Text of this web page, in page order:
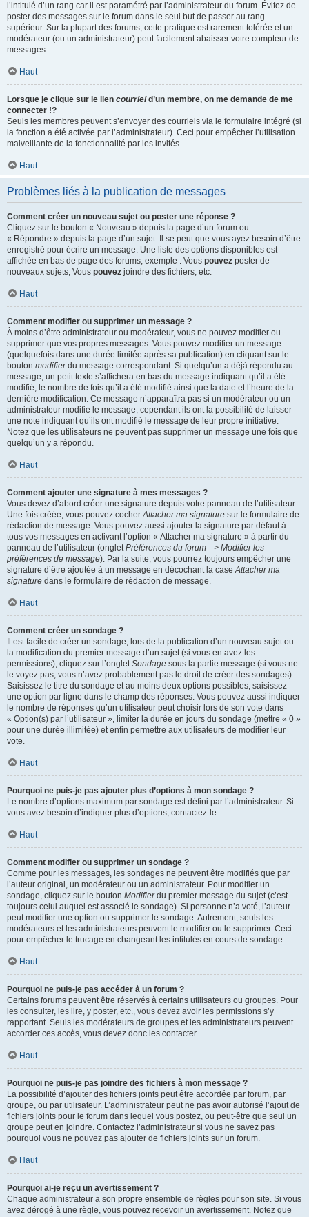
l’intitulé d’un rang car il est paramétré par l’administrateur du forum. Évitez de
poster des messages sur le forum dans le seul but de passer au rang
supérieur. Sur la plupart des forums, cette pratique est rarement tolérée et un
modérateur (ou un administrateur) peut facilement abaisser votre compteur de
messages.
Haut
Lorsque je clique sur le lien courrield’un membre, on me demande de me
connecter !?
Seuls les membres peuvent s’envoyer des courriels via le formulaire intégré (si
la fonction a été activée par l’administrateur). Ceci pour empêcher l’utilisation
malveillante de la fonctionnalité par les invités.
Haut
Problèmes liés à la publication de messages
Comment créer un nouveau sujet ou poster une réponse ?
Cliquez sur le bouton « Nouveau » depuis la page d’un forum ou
« Répondre » depuis la page d’un sujet. Il se peut que vous ayez besoin d’être
enregistré pour écrire un message. Une liste des options disponibles est
affichée en bas de page des forums, exemple : Vous pouvez poster de
nouveaux sujets, Vous pouvez joindre des fichiers, etc.
Haut
Comment modifier ou supprimer un message ?
À moins d’être administrateur ou modérateur, vous ne pouvez modifier ou
supprimer que vos propres messages. Vous pouvez modifier un message
(quelquefois dans une durée limitée après sa publication) en cliquant sur le
bouton modifierdu message correspondant. Si quelqu’un a déjà répondu au
message, un petit texte s’affichera en bas du message indiquant qu’il a été
modifié, le nombre de fois qu’il a été modifié ainsi que la date et l’heure de la
dernière modification. Ce message n’apparaîtra pas si un modérateur ou un
administrateur modifie le message, cependant ils ont la possibilité de laisser
une note indiquant qu’ils ont modifié le message de leur propre initiative.
Notez que les utilisateurs ne peuvent pas supprimer un message une fois que
quelqu’un y a répondu.
Haut
Comment ajouter une signature à mes messages ?
Vous devez d’abord créer une signature depuis votre panneau de l’utilisateur.
Une fois créée, vous pouvez cocherAttacher ma signature sur le formulaire de
rédaction de message. Vous pouvez aussi ajouter la signature par défaut à
tous vos messages en activant l’option « Attacher ma signature » à partir du
panneau de l’utilisateur (ongletPréférences du forum --> Modifier les
préférences de message). Par la suite, vous pourrez toujours empêcher une
signature d’être ajoutée à un message en décochant la caseAttacher ma
signature dans le formulaire de rédaction de message.
Haut
Comment créer un sondage ?
Il est facile de créer un sondage, lors de la publication d’un nouveau sujet ou
la modification du premier message d’un sujet (si vous en avez les
permissions), cliquez sur l’ongletSondage sous la partie message (si vous ne
le voyez pas, vous n’avez probablement pas le droit de créer des sondages).
Saisissez le titre du sondage et au moins deux options possibles, saisissez
une option par ligne dans le champ des réponses. Vous pouvez aussi indiquer
le nombre de réponses qu’un utilisateur peut choisir lors de son vote dans
« Option(s) par l’utilisateur », limiter la durée en jours du sondage (mettre « 0 »
pour une durée illimitée) et enfin permettre aux utilisateurs de modifier leur
vote.
Haut
Pourquoi ne puis-je pas ajouter plus d’options à mon sondage ?
Le nombre d’options maximum par sondage est défini par l’administrateur. Si
vous avez besoin d’indiquer plus d’options, contactez-le.
Haut
Comment modifier ou supprimer un sondage ?
Comme pour les messages, les sondages ne peuvent être modifiés que par
l’auteur original, un modérateur ou un administrateur. Pour modifier un
sondage, cliquez sur le bouton Modifierdu premier message du sujet (c’est
toujours celui auquel est associé le sondage). Si personne n’a voté, l’auteur
peut modifier une option ou supprimer le sondage. Autrement, seuls les
modérateurs et les administrateurs peuvent le modifier ou le supprimer. Ceci
pour empêcher le trucage en changeant les intitulés en cours de sondage.
Haut
Pourquoi ne puis-je pas accéder à un forum ?
Certains forums peuvent être réservés à certains utilisateurs ou groupes. Pour
les consulter, les lire, y poster, etc., vous devez avoir les permissions s’y
rapportant. Seuls les modérateurs de groupes et les administrateurs peuvent
accorder ces accès, vous devez donc les contacter.
Haut
Pourquoi ne puis-je pas joindre des fichiers à mon message ?
La possibilité d’ajouter des fichiers joints peut être accordée par forum, par
groupe, ou par utilisateur. L’administrateur peut ne pas avoir autorisé l’ajout de
fichiers joints pour le forum dans lequel vous postez, ou peut-être que seul un
groupe peut en joindre. Contactez l’administrateur si vous ne savez pas
pourquoi vous ne pouvez pas ajouter de fichiers joints sur un forum.
Haut
Pourquoi ai-je reçu un avertissement ?
Chaque administrateur a son propre ensemble de règles pour son site. Si vous
avez dérogé à une règle, vous pouvez recevoir un avertissement. Notez que